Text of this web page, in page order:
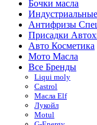
Бочки масла
Антифризы
Присадки
Авто Косметика
Мото Масла
Все Бренды
Liqui moly
Castrol
Масла Elf
Лукойл
Motul